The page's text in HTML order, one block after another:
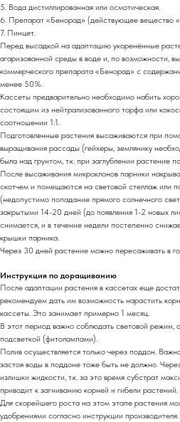
5. Вода дистиллированная или осмотическая.
6. Препарат «Бенорад» (действующее вещество
7. Пинцет.
Перед высадкой на адаптацию укоренённые
агаризованной среды в воде и, по возможности,
коммерческого препарата «Бенорад» с
менее 50%.
Кассеты предварительно необходимо набить
состоящим из нейтрализованного торфа или
соотношении 1:1.
Подготовленные растения высаживаются при
выращивания рассады (гейхеры, землянику
была над грунтом, т.к. при заглублении растение
После высаживания микроклонов парники
скотчем и помещаются на световой стеллаж или
(недопустимо попадание прямого солнечного
закрытыми 14-20 дней (до появления 1-2 новых
снимается, и в течение недели постепенно
крышки парника.
Через 30 дней растение можно пересаживать в
Инструкция по доращиванию
После адаптации растения в кассетах еще
рекомендуем дать им возможность нарастить
кассеты. Это занимает примерно 1 месяц.
В этот период важно соблюдать световой режим,
подсветкой (фитолампами).
Полив осуществляется только через поддон.
застоя воды в поддоне тоже быть не должно.
излишки жидкости, т.к. за это время субстрат
приводит к загниванию корней и гибели растений.
Для скорейшего роста на этом этапе растения
удобрениями согласно инструкции производителя.